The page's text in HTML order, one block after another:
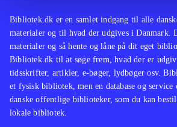
Bibliotek.dk er en samlet indgang til alle
materialer og til hvad der udgives i Danmark.
materialer og så hente og låne på dit eget
Bibliotek.dk til at søge frem, hvad der er
tidsskrifter, artikler, e-bøger, lydbøger osv.
et fysisk bibliotek, men en database og service
danske offentlige biblioteker, som du kan
lokale bibliotek.